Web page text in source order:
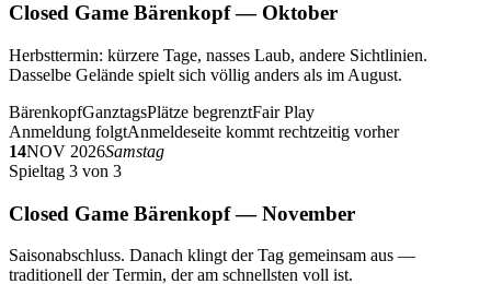
Closed Game Bärenkopf — Oktober
Herbsttermin: kürzere Tage, nasses Laub, andere Sichtlinien.
Dasselbe Gelände spielt sich völlig anders als im August.
BärenkopfGanztagsPlätze begrenztFair Play
Anmeldung folgtAnmeldeseite kommt rechtzeitig vorher
14NOV 2026Samstag
Spieltag 3 von 3
Closed Game Bärenkopf — November
Saisonabschluss. Danach klingt der Tag gemeinsam aus —
traditionell der Termin, der am schnellsten voll ist.